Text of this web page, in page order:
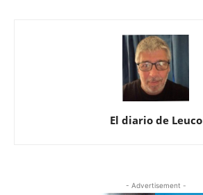
El diario de Leuco
- Advertisement -